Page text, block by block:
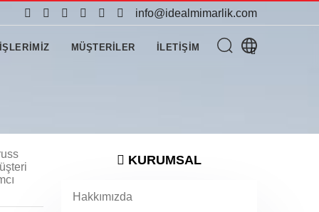
info@idealmimarlik.com
İŞLERİMİZ MÜŞTERİLER İLETİŞİM
KURUMSAL
Hakkımızda